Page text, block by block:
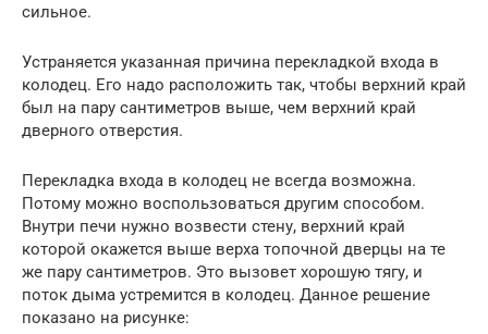
сильное.
Устраняется указанная причина перекладкой входа в
колодец. Его надо расположить так, чтобы верхний край
был на пару сантиметров выше, чем верхний край
дверного отверстия.
Перекладка входа в колодец не всегда возможна.
Потому можно воспользоваться другим способом.
Внутри печи нужно возвести стену, верхний край
которой окажется выше верха топочной дверцы на те
же пару сантиметров. Это вызовет хорошую тягу, и
поток дыма устремится в колодец. Данное решение
показано на рисунке: